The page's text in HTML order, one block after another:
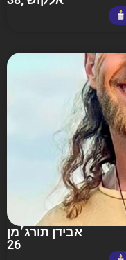
אבידן תורג׳מן
26